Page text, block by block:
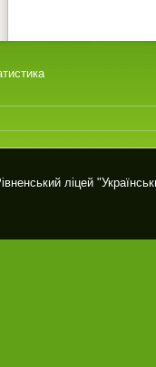
ліцей